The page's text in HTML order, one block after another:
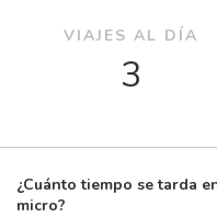
VIAJES AL DÍA
3
¿Cuánto tiempo se tarda
micro?